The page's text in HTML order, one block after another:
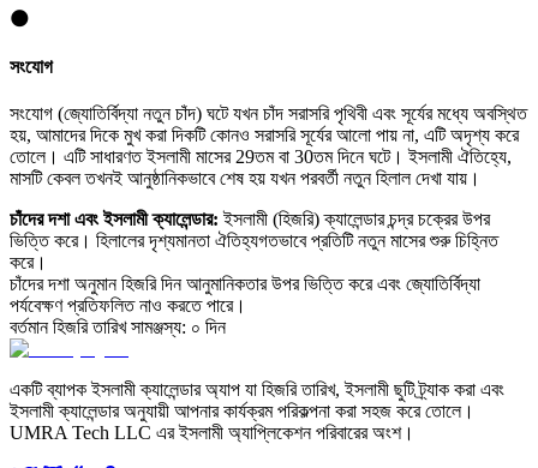
🌑
সংযোগ
সংযোগ (জ্যোতির্বিদ্যা নতুন চাঁদ) ঘটে যখন চাঁদ সরাসরি পৃথিবী এবং সূর্যের মধ্যে অবস্থিত
হয়, আমাদের দিকে মুখ করা দিকটি কোনও সরাসরি সূর্যের আলো পায় না, এটি অদৃশ্য করে
তোলে। এটি সাধারণত ইসলামী মাসের 29তম বা 30তম দিনে ঘটে। ইসলামী ঐতিহ্যে,
মাসটি কেবল তখনই আনুষ্ঠানিকভাবে শেষ হয় যখন পরবর্তী নতুন হিলাল দেখা যায়।
চাঁদের দশা এবং ইসলামী ক্যালেন্ডার: ইসলামী (হিজরি) ক্যালেন্ডার চন্দ্র চক্রের উপর
ভিত্তি করে। হিলালের দৃশ্যমানতা ঐতিহ্যগতভাবে প্রতিটি নতুন মাসের শুরু চিহ্নিত
করে।
চাঁদের দশা অনুমান হিজরি দিন আনুমানিকতার উপর ভিত্তি করে এবং জ্যোতির্বিদ্যা
পর্যবেক্ষণ প্রতিফলিত নাও করতে পারে।
বর্তমান হিজরি তারিখ সামঞ্জস্য: ০ দিন
একটি ব্যাপক ইসলামী ক্যালেন্ডার অ্যাপ যা হিজরি তারিখ, ইসলামী ছুটি ট্র্যাক করা এবং
ইসলামী ক্যালেন্ডার অনুযায়ী আপনার কার্যক্রম পরিকল্পনা করা সহজ করে তোলে।
UMRA Tech LLC এর ইসলামী অ্যাপ্লিকেশন পরিবারের অংশ।